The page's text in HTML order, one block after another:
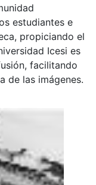
estudiantes e
propiciando el
Icesi es
facilitando
de las imágenes.